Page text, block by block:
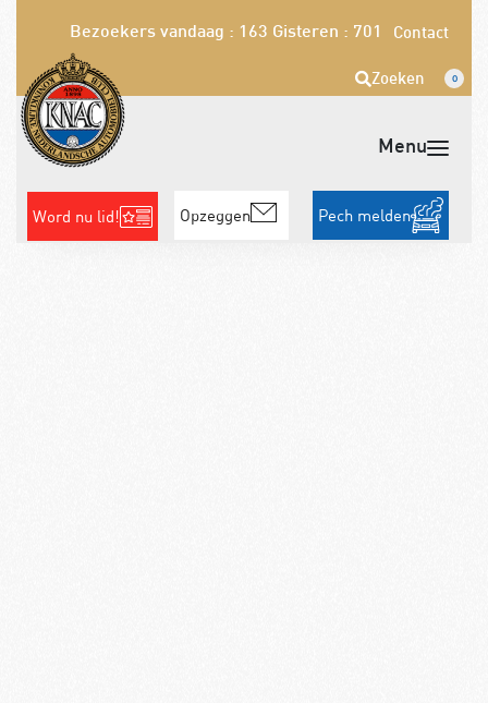
Bezoekers vandaag : 163 Gisteren : 701 Contact
Zoeken 0
Word nu lid! Opzeggen Pech melden